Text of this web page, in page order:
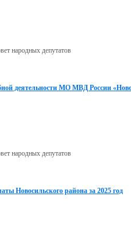
народных депутатов
деятельности МО МВД России
народных депутатов
Новосильского района за 2025 год